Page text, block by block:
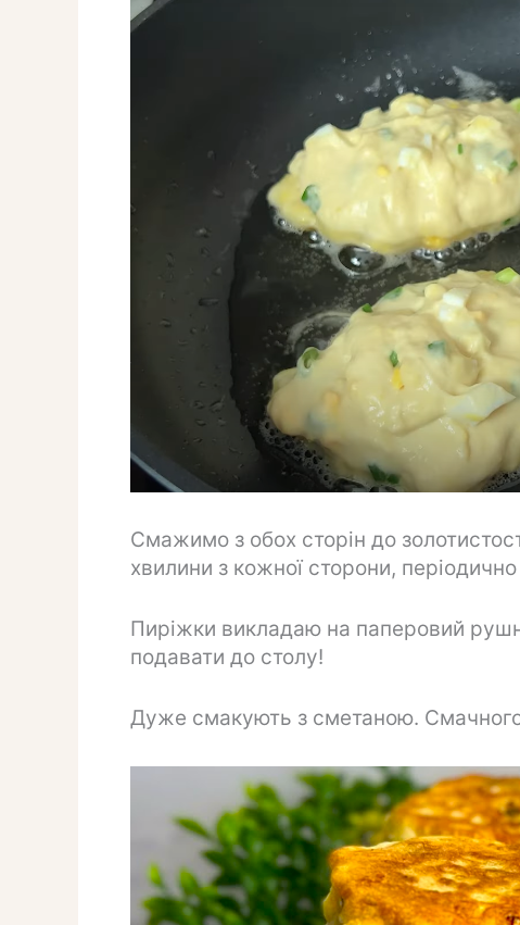
Смажимо з обох сторін до
хвилини з кожної сторони,
Пиріжки викладаю на паперовий
подавати до столу!
Дуже смакують з сметаною.